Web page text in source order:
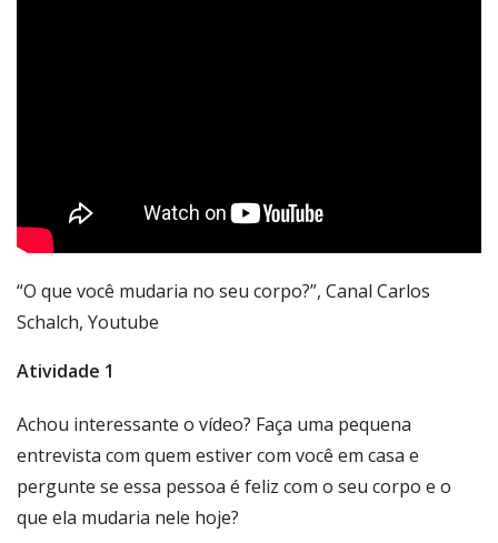
“O que você mudaria no seu corpo?”, Canal Carlos
Schalch, Youtube
Atividade 1
Achou interessante o vídeo? Faça uma pequena
entrevista com quem estiver com você em casa e
pergunte se essa pessoa é feliz com o seu corpo e o
que ela mudaria nele hoje?